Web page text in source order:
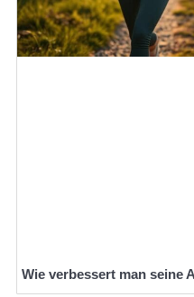
Wie verbessert man seine